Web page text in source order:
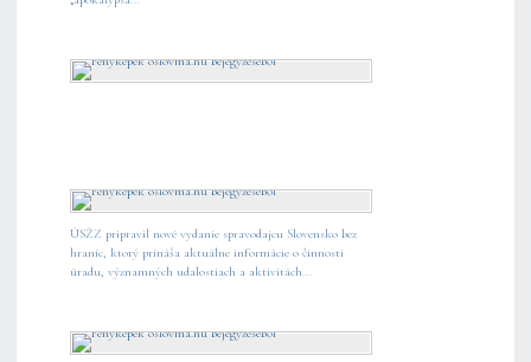
ÚSŽZ pripravil nové vydanie spravodajcu Slovensko bez
hraníc, ktorý prináša aktuálne informácie o činnosti
úradu, významných udalostiach a aktivitách...